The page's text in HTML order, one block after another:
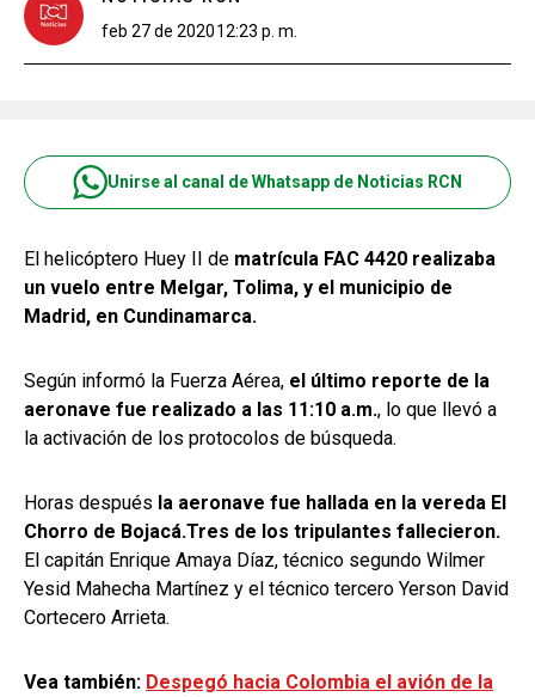
feb 27 de 202012:23 p. m.
Unirse al canal de Whatsapp de Noticias RCN
El helicóptero Huey II de matrícula FAC 4420 realizaba
un vuelo entre Melgar, Tolima, y el municipio de
Madrid, en Cundinamarca.
Según informó la Fuerza Aérea, el último reporte de la
aeronave fue realizado a las 11:10 a.m., lo que llevó a
la activación de los protocolos de búsqueda.
Horas después la aeronave fue hallada en la vereda El
Chorro de Bojacá.Tres de los tripulantes fallecieron.
El capitán Enrique Amaya Díaz, técnico segundo Wilmer
Yesid Mahecha Martínez y el técnico tercero Yerson David
Cortecero Arrieta.
Vea también: Despegó hacia Colombia el avión de la